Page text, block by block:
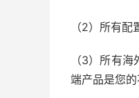
（2）所有配
（3）所有
端产品是您的